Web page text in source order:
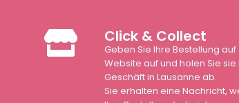
Click & Collect
Geben Sie Ihre Bestellung
Website auf und holen Sie sie
Geschäft in Lausanne ab.
Sie erhalten eine Nachricht,